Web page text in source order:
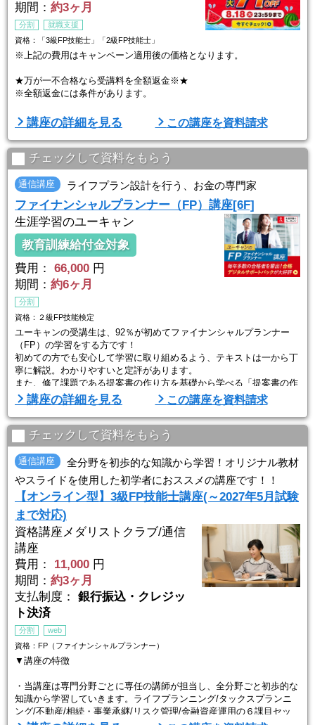
期間： 約3ヶ月
分割
就職支援
資格：「3級FP技能士」「2級FP技能士」
※上記の費用はキャンペーン適用後の価格となります。
★万が一不合格なら受講料を全額返金※★
※全額返金には条件があります。
キャリカレは合格に自信があります。だから万が一不合格だった場合
には、受講料を全額返金！はじめて国家試験に挑戦する方でも安心で
す。
「試験に出る大事なトコ」だけを徹底分析し、初学者でもわかりやす
く効率的に学べる講座を作りました。
キャリカレの教材は、「テキスト」「問題演習」「試験対策ノート」
「映像講義」と試験対策万全のフルセット教材です。試験結果を徹底
分析し、最新の試 ...
講座の詳細を見る この講座を資料請求
チェックして資料をもらう
通信講座 ライフプラン設計を行う、お金の専門家
ファイナンシャルプランナー（FP）講座[6F]
生涯学習のユーキャン
教育訓練給付金対象
費用：
66,000 円
期間： 約6ヶ月
分割
資格：２級FP技能検定
ユーキャンの受講生は、92％が初めてファイナンシャルプランナー
（FP）の学習をする方です！
初めての方でも安心して学習に取り組めるよう、テキストは一から丁
寧に解説。わかりやすいと定評があります。
また、修了課題である提案書の作り方を基礎から学べる「提案書の作
り方 ─ナビ─」、実技試験への対応力をつける「実技試験攻略BOO
K」など、副教材も充実！着実に合格力が身につきます。
【Point1】スマホ学習で短期合格が目指せる！
当講座では、テキストや動画講義をスマホやPC、タブレットから受
講可能！さ ...
講座の詳細を見る この講座を資料請求
チェックして資料をもらう
通信講座
全分野を初歩的な知識から学習！オリジナル教材
やスライドを使用した初学者におススメの講座です！！
【オンライン型】3級FP技能士講座(～2027年5月試験
まで対応)
資格講座メダリストクラブ/通信
講座
費用：
11,000 円
期間： 約3ヶ月
支払制度： 銀行振込・クレジッ
ト決済
分割
web
資格：FP（ファイナンシャルプランナー）
▼講座の特徴
・当講座は専門分野ごとに専任の講師が担当し、全分野ごと初歩的な
知識から学習していきます。ライフプランニング/タックスプランニ
ング/不動産/相続・事業承継/リスク管理/金融資産運用の６課目セッ